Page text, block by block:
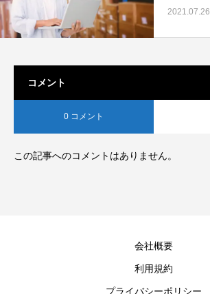
2021.07.26
コメント
0 コメント
この記事へのコメントはありません。
会社概要
利用規約
プライバシーポリシー